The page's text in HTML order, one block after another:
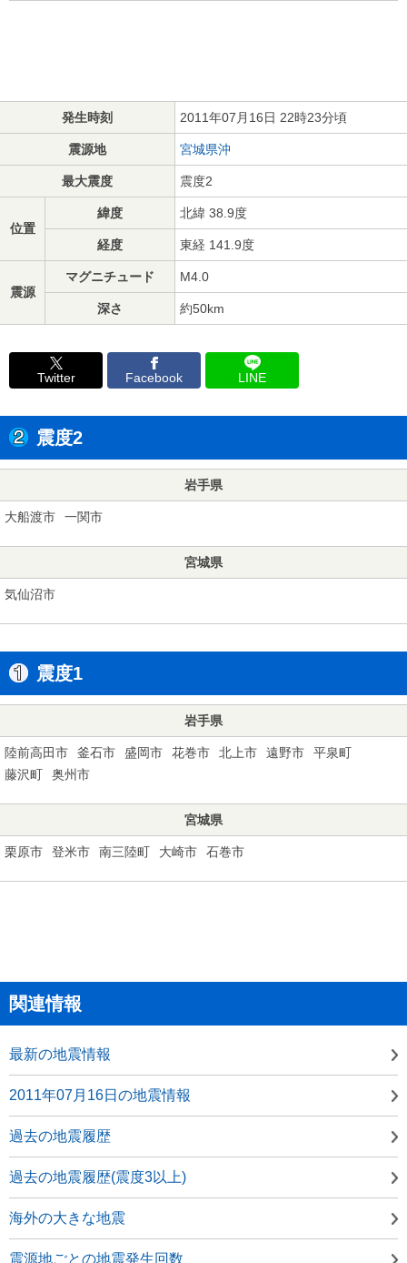
発生時刻 2011年07月16日 22時23分頃
震源地 宮城県沖
最大震度 震度2
位置
緯度 北緯 38.9度
経度 東経 141.9度
震源
マグニチュード M4.0
深さ 約50km
Twitter Facebook LINE
震度2
岩手県
大船渡市 一関市
宮城県
気仙沼市
震度1
岩手県
陸前高田市 釜石市 盛岡市 花巻市 北上市 遠野市
平泉町
藤沢町
奥州市
宮城県
栗原市 登米市 南三陸町 大崎市 石巻市
関連情報
最新の地震情報
2011年07月16日の地震情報
過去の地震履歴
過去の地震履歴(震度3以上)
海外の大きな地震
震源地ごとの地震発生回数